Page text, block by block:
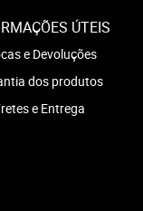
ÚTEIS
e Devoluções
dos produtos
e Entrega